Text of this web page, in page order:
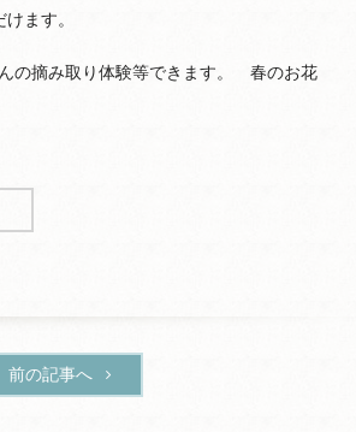
ます。
の摘み取り体験等できます。 春のお花
前の記事へ